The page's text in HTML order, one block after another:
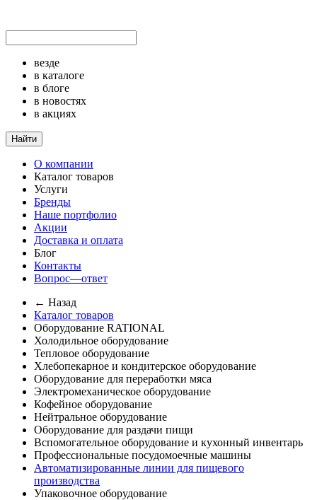
везде
в каталоге
в блоге
в новостях
в акциях
Найти
О компании
Каталог товаров
Услуги
Бренды
Наше портфолио
Акции
Доставка и оплата
Блог
Контакты
Вопрос—ответ
← Назад
Каталог товаров
Оборудование RATIONAL
Холодильное оборудование
Тепловое оборудование
Хлебопекарное и кондитерское оборудование
Оборудование для переработки мяса
Электромеханическое оборудование
Кофейное оборудование
Нейтральное оборудование
Оборудование для раздачи пищи
Вспомогательное оборудование и кухонный инвентарь
Профессиональные посудомоечные машины
Автоматизированные линии для пищевого
производства
Упаковочное оборудование